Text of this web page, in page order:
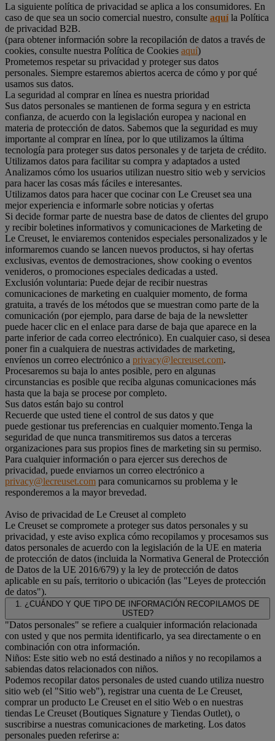
La siguiente política de privacidad se aplica a los consumidores. En
caso de que sea un socio comercial nuestro, consulte aquíla Política
de privacidad B2B.
(para obtener información sobre la recopilación de datos a través de
cookies, consulte nuestra Política de Cookies aquí)
Prometemos respetar su privacidad y proteger sus datos
personales. Siempre estaremos abiertos acerca de cómo y por qué
usamos sus datos.
La seguridad al comprar en línea es nuestra prioridad
Sus datos personales se mantienen de forma segura y en estricta
confianza, de acuerdo con la legislación europea y nacional en
materia de protección de datos. Sabemos que la seguridad es muy
importante al comprar en línea, por lo que utilizamos la última
tecnología para proteger sus datos personales y de tarjeta de crédito.
Utilizamos datos para facilitar su compra y adaptados a usted
Analizamos cómo los usuarios utilizan nuestro sitio web y servicios
para hacer las cosas más fáciles e interesantes.
Utilizamos datos para hacer que cocinar con Le Creuset sea una
mejor experiencia e informarle sobre noticias y ofertas
Si decide formar parte de nuestra base de datos de clientes del grupo
y recibir boletines informativos y comunicaciones de Marketing de
Le Creuset, le enviaremos contenidos especiales personalizados y le
informaremos cuando se lancen nuevos productos, si hay ofertas
exclusivas, eventos de demostraciones, show cooking o eventos
venideros, o promociones especiales dedicadas a usted.
Exclusión voluntaria: Puede dejar de recibir nuestras
comunicaciones de marketing en cualquier momento, de forma
gratuita, a través de los métodos que se muestran como parte de la
comunicación (por ejemplo, para darse de baja de la newsletter
puede hacer clic en el enlace para darse de baja que aparece en la
parte inferior de cada correo electrónico). En cualquier caso, si desea
poner fin a cualquiera de nuestras actividades de marketing,
envíenos un correo electrónico a privacy@lecreuset.com.
Procesaremos su baja lo antes posible, pero en algunas
circunstancias es posible que reciba algunas comunicaciones más
hasta que la baja se procese por completo.
Sus datos están bajo su control
Recuerde que usted tiene el control de sus datos y que
puede gestionar tus preferencias en cualquier momento.Tenga la
seguridad de que nunca transmitiremos sus datos a terceras
organizaciones para sus propios fines de marketing sin su permiso.
Para cualquier información o para ejercer sus derechos de
privacidad, puede enviarnos un correo electrónico a
privacy@lecreuset.com para comunicarnos su problema y le
responderemos a la mayor brevedad.
Aviso de privacidad de Le Creuset al completo
Le Creuset se compromete a proteger sus datos personales y su
privacidad, y este aviso explica cómo recopilamos y procesamos sus
datos personales de acuerdo con la legislación de la UE en materia
de protección de datos (incluida la Normativa General de Protección
de Datos de la UE 2016/679) y la ley de protección de datos
aplicable en su país, territorio o ubicación (las "Leyes de protección
de datos").
1. ¿CUÁNDO Y QUE TIPO DE INFORMACIÓN RECOPILAMOS DE
USTED?
"Datos personales" se refiere a cualquier información relacionada
con usted y que nos permita identificarlo, ya sea directamente o en
combinación con otra información.
Niños: Este sitio web no está destinado a niños y no recopilamos a
sabiendas datos relacionados con niños.
Podemos recopilar datos personales de usted cuando utiliza nuestro
sitio web (el "Sitio web"), registrar una cuenta de Le Creuset,
comprar un producto Le Creuset en el sitio Web o en nuestras
tiendas Le Creuset (Boutiques Signature y Tiendas Outlet), o
suscribirse a nuestras comunicaciones de marketing. Los datos
personales pueden referirse a: